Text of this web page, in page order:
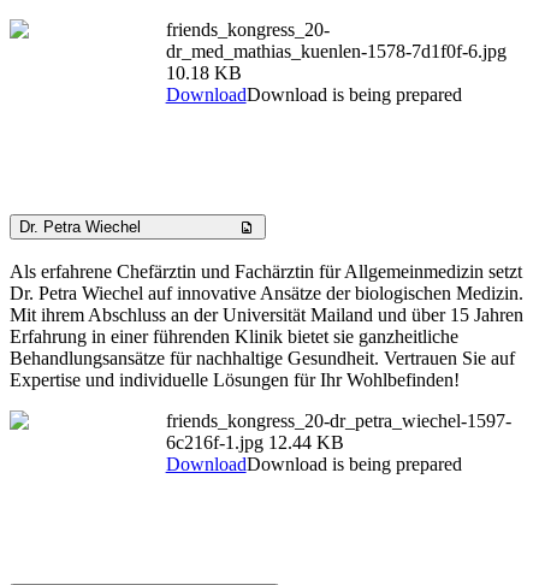
friends_kongress_20-
dr_med_mathias_kuenlen-1578-7d1f0f-6.jpg
10.18 KB
DownloadDownload is being prepared
Dr. Petra Wiechel
Als erfahrene Chefärztin und Fachärztin für Allgemeinmedizin setzt
Dr. Petra Wiechel auf innovative Ansätze der biologischen Medizin.
Mit ihrem Abschluss an der Universität Mailand und über 15 Jahren
Erfahrung in einer führenden Klinik bietet sie ganzheitliche
Behandlungsansätze für nachhaltige Gesundheit. Vertrauen Sie auf
Expertise und individuelle Lösungen für Ihr Wohlbefinden!
friends_kongress_20-dr_petra_wiechel-1597-
6c216f-1.jpg 12.44 KB
DownloadDownload is being prepared